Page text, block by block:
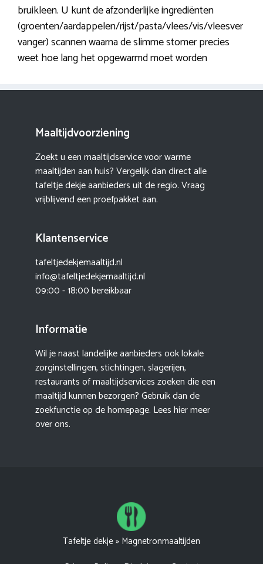
bruikleen. U kunt de afzonderlijke ingrediënten
(groenten/aardappelen/rijst/pasta/vlees/vis/vleesver
vanger) scannen waarna de slimme stomer precies
weet hoe lang het opgewarmd moet worden
Maaltijdvoorziening
Zoekt u een maaltijdservice voor warme
maaltijden aan huis? Vergelijk dan direct alle
tafeltje dekje aanbieders uit de regio. Vraag
vrijblijvend een proefpakket aan.
Klantenservice
tafeltjedekjemaaltijd.nl
info@tafeltjedekjemaaltijd.nl
09:00 - 18:00 bereikbaar
Informatie
Wil je naast landelijke aanbieders ook lokale
zorginstellingen, stichtingen, slagerijen,
restaurants of maaltijdservices zoeken die een
maaltijd kunnen bezorgen? Gebruik dan de
zoekfunctie op de homepage. Lees hier meer
over ons.
Tafeltje dekje» Magnetronmaaltijden